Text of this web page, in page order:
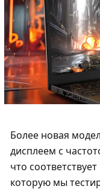
Более новая
дисплеем с
что
которую мы